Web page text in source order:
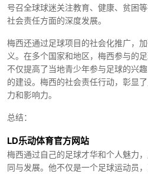
号召全球球迷关注教育、健康、贫困
社会责任方面的深度发展。
梅西还通过足球项目的社会化推广，
义。在多个国家和地区，梅西参与的
不仅提高了当地青少年参与足球的兴
的建设。梅西的社会责任行动，彰显
力和影响力。
总结：
LD乐动体育官方网站
梅西通过自己的足球才华和个人魅力
同与发展。他不仅是一个足球运动员